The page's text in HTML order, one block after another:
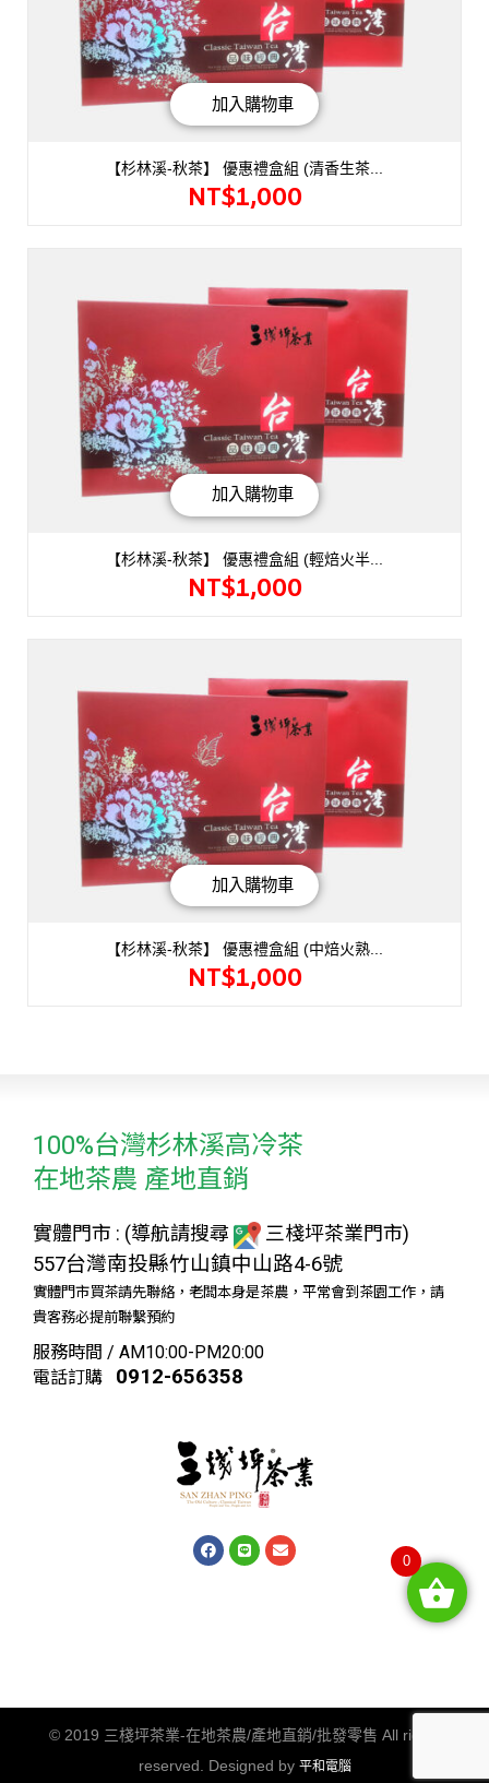
加入購物車
【杉林溪-秋茶】 優惠禮盒組 (清香生茶...
NT$1,000
加入購物車
【杉林溪-秋茶】 優惠禮盒組 (輕焙火半...
NT$1,000
加入購物車
【杉林溪-秋茶】 優惠禮盒組 (中焙火熟...
NT$1,000
100%台灣杉林溪高冷茶
在地茶農 產地直銷
實體門市 : (導航請搜尋 三棧坪茶業門市)
557台灣南投縣竹山鎮中山路4-6號
實體門市買茶請先聯絡，老闆本身是茶農，平常會到茶園工作，請
貴客務必提前聯繫預約
服務時間 / AM10:00-PM20:00
電話訂購 0912-656358
© 2019 三棧坪茶業-在地茶農/產地直銷/批發零售 All rights
reserved. Designed by 平和電腦
0